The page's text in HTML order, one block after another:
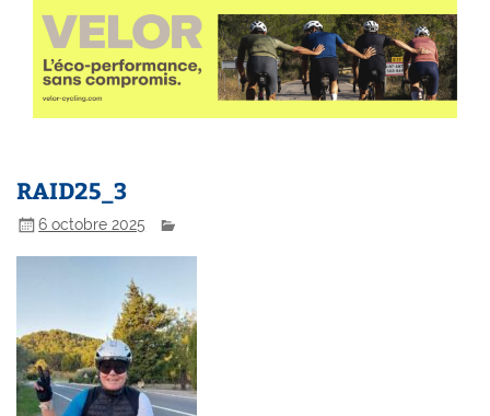
RAID25_3
6 octobre 2025